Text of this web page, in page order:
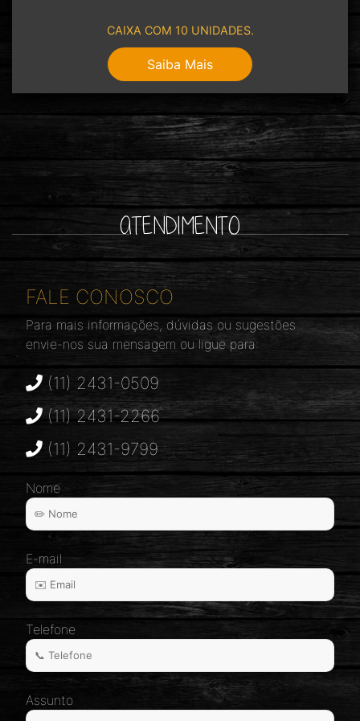
CAIXA COM 10 UNIDADES.
Saiba Mais
ATENDIMENTO
FALE CONOSCO
Para mais informações, dúvidas ou sugestões
envie-nos sua mensagem ou ligue para:
(11) 2431-0509
(11) 2431-2266
(11) 2431-9799
Nome
E-mail
Telefone
Assunto